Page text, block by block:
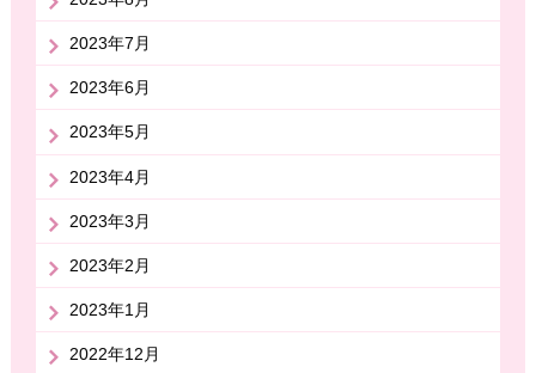
2023年7月
2023年6月
2023年5月
2023年4月
2023年3月
2023年2月
2023年1月
2022年12月